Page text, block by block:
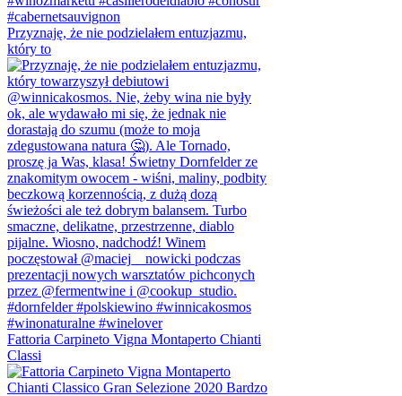
Przyznaję, że nie podzielałem entuzjazmu,
który to
Fattoria Carpineto Vigna Montaperto Chianti
Classi